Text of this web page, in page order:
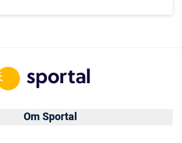
Om Sportal